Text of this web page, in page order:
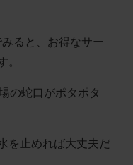
ると、お得なサー
。
の蛇口がポタポタ
を止めれば大丈夫だ